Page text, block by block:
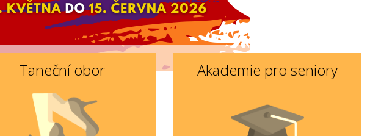
Taneční obor Akademie pro seniory